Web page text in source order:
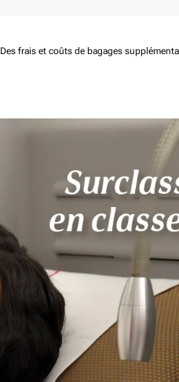
Des frais et coûts de bagages